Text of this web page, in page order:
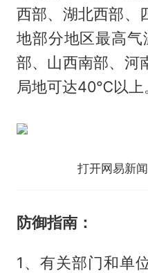
西部、湖北西部、
地部分地区最高
部、山西南部、河
局地可达40℃以上
打开网易新
防御指南：
1、有关部门和单